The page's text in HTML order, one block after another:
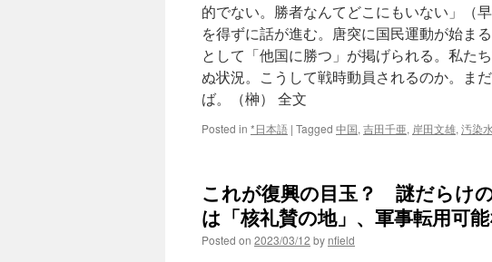
的でない。勝者なんてどこにもいない」
を得ずに話が進む。唐突に国民運動が始ま
として「他国に勝つ」が掲げられる。私た
ぬ状況。こうして戦時動員されるのか。ま
ば。（榊） 全文
Posted in *日本語 | Tagged 中国, 吉田千亜, 岸田文雄, 汚染水
これが復興の目玉？ 謎だらけ
は「核礼賛の地」、軍事転用可
Posted on 2023/03/12 by nfield